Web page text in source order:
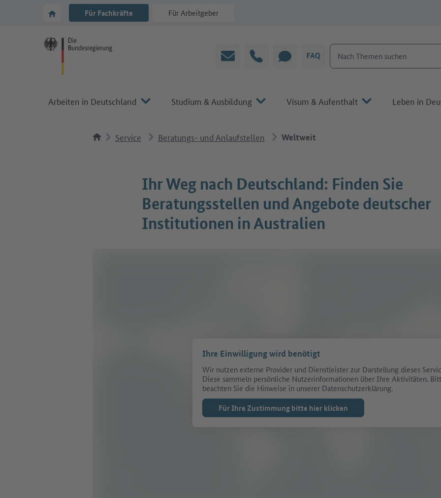
Zur Startseite von Make it in Germany
Für Fachkräfte Für Arbeitgeber
E-Mail HotlineCHAT FAQ
Nach Themen suchen
Arbeiten in Deutschland Studium & Ausbildung Visum & Aufenthalt Leben in
Service Beratungs- und Anlaufstellen Weltweit
Ihr Weg nach Deutschland: Finden Sie
Beratungsstellen und Angebote deutscher
Institutionen in Australien
Ihre Einwilligung wird benötigt
Wir nutzen externe Provider und Dienstleister zur Darstellung dieses
Diese sammeln persönliche Nutzerinformationen über Ihre Aktivitäten.
beachten Sie die Hinweise in unserer Datenschutzerklärung.
Für Ihre Zustimmung bitte hier klicken